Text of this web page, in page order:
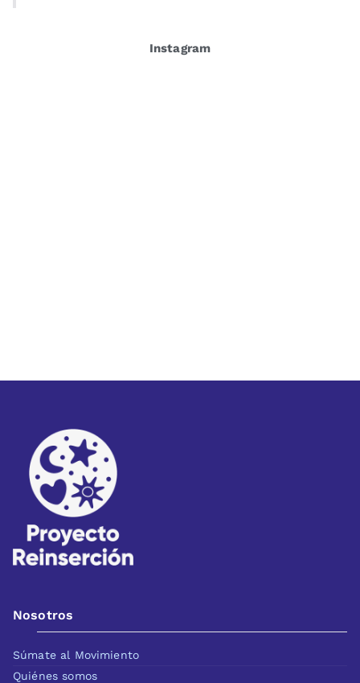
Instagram
Nosotros
Súmate al Movimiento
Quiénes somos